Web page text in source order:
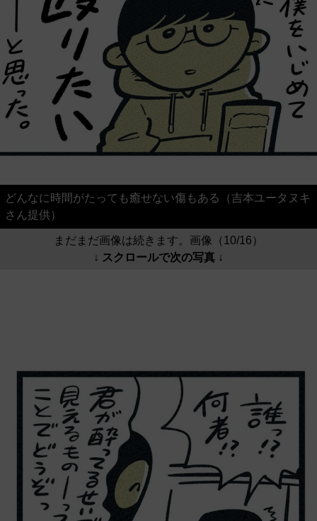
どんなに時間がたっても癒せない傷もある（吉本ユータヌキ
さん提供）
まだまだ画像は続きます。画像（10/16）
↓ スクロールで次の写真 ↓